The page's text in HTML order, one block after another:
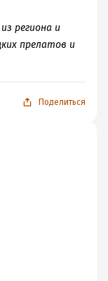
региона и
прелатов и
Поделиться